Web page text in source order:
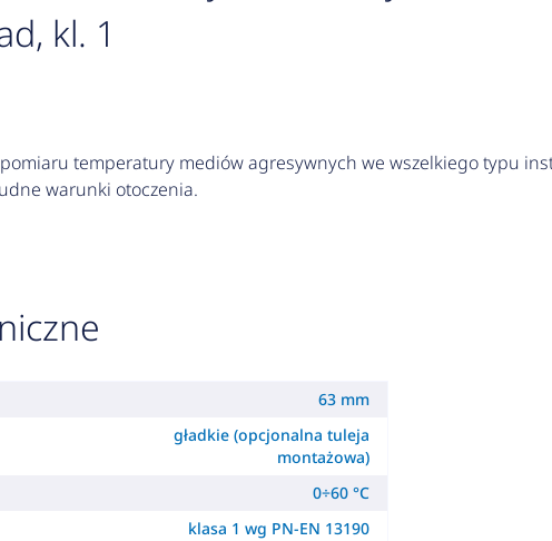
kl. 1
temperatury mediów agresywnych we wszelkiego typu
warunki otoczenia.
63 mm
gładkie (opcjonalna tuleja
montażowa)
0÷60 °C
klasa 1 wg PN-EN 13190